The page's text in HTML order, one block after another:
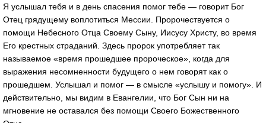
Я услышал тебя и в день спасения помог тебе — говорит Бог
Отец грядущему воплотиться Мессии. Пророчествуется о
помощи Небесного Отца Своему Сыну, Иисусу Христу, во время
Его крестных страданий. Здесь пророк употребляет так
называемое «время прошедшее пророческое», когда для
выражения несомненности будущего о нем говорят как о
прошедшем. Услышал и помог — в смысле «услышу и помогу». И
действительно, мы видим в Евангелии, что Бог Сын ни на
мгновение не оставался без помощи Своего Божественного